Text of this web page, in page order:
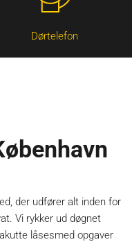
Dørtelefon
der udfører alt inden for
Vi rykker ud døgnet
låsesmed opgaver